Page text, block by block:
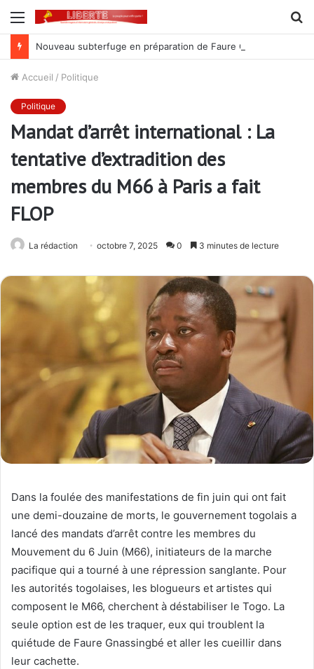
Menu
Accueil / Politique
Politique
Mandat d’arrêt international : La
tentative d’extradition des
membres du M66 à Paris a fait
FLOP
La rédaction octobre 7, 2025 0 3 minutes de lecture
Dans la foulée des manifestations de fin juin qui ont fait
une demi-douzaine de morts, le gouvernement togolais a
lancé des mandats d’arrêt contre les membres du
Mouvement du 6 Juin (M66), initiateurs de la marche
pacifique qui a tourné à une répression sanglante. Pour
les autorités togolaises, les blogueurs et artistes qui
composent le M66, cherchent à déstabiliser le Togo. La
seule option est de les traquer, eux qui troublent la
quiétude de Faure Gnassingbé et aller les cueillir dans
leur cachette.